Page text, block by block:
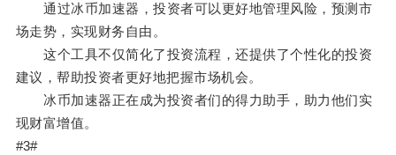
通过冰币加速器，投资者可以更好地管理风险，预测市
场走势，实现财务自由。
这个工具不仅简化了投资流程，还提供了个性化的投资
建议，帮助投资者更好地把握市场机会。
冰币加速器正在成为投资者们的得力助手，助力他们实
现财富增值。
#3#